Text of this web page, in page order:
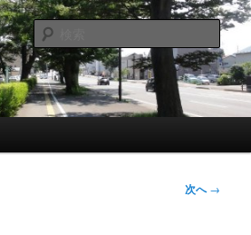
のようなふりして書き散らすblogサイト
検
索
次へ→